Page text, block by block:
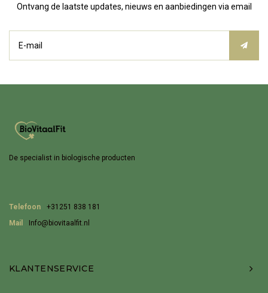
Ontvang de laatste updates, nieuws en aanbiedingen via email
De specialist in biologische producten
Telefoon
+31251 838 181
Mail
Info@biovitaalfit.nl
KLANTENSERVICE